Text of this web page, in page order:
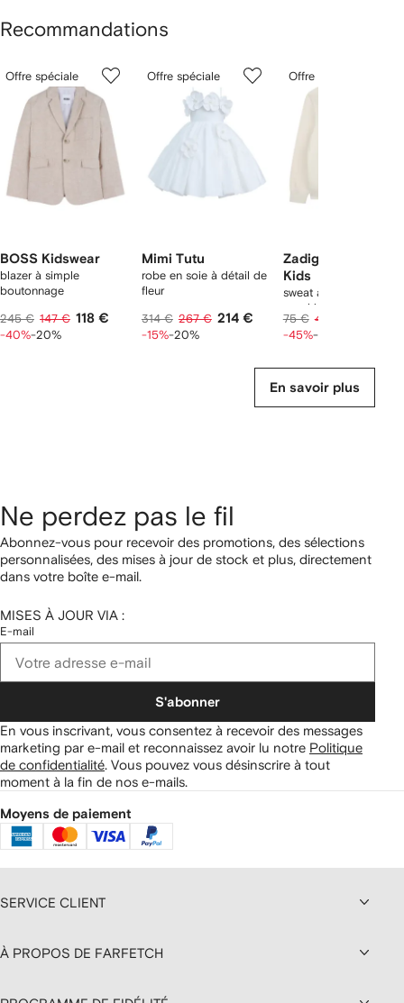
Recommandations
sur
Offre spéciale
BOSS Kidswear
blazer à simple
boutonnage
245 € 147 € 118 €
-40%-20%
sur
Offre spéciale
Mimi Tutu
robe en soie à détail de
fleur
314 € 267 € 214 €
-15%-20%
sur
Offre spéciale
Zadig & Voltaire
Kids
sweat à imprimé
graphique
75 € 41 €
-45%-20%
En savoir plus
Ne perdez pas le fil
Abonnez-vous pour recevoir des promotions, des sélections
personnalisées, des mises à jour de stock et plus, directement
dans votre boîte e-mail.
MISES À JOUR VIA :
E-mail
S'abonner
En vous inscrivant, vous consentez à recevoir des messages
marketing par e-mail et reconnaissez avoir lu notre Politique
de confidentialité. Vous pouvez vous désinscrire à tout
moment à la fin de nos e-mails.
Moyens de paiement
SERVICE CLIENT
À PROPOS DE FARFETCH